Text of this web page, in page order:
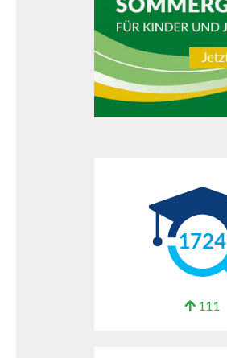
1724
111